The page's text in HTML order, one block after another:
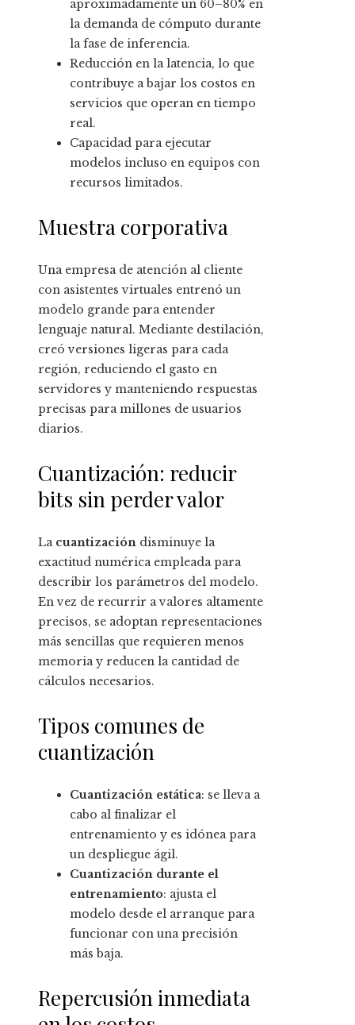
aproximadamente un 60–80% en
la demanda de cómputo durante
la fase de inferencia.
Reducción en la latencia, lo que
contribuye a bajar los costos en
servicios que operan en tiempo
real.
Capacidad para ejecutar
modelos incluso en equipos con
recursos limitados.
Muestra corporativa
Una empresa de atención al cliente
con asistentes virtuales entrenó un
modelo grande para entender
lenguaje natural. Mediante destilación,
creó versiones ligeras para cada
región, reduciendo el gasto en
servidores y manteniendo respuestas
precisas para millones de usuarios
diarios.
Cuantización: reducir
bits sin perder valor
La cuantización disminuye la
exactitud numérica empleada para
describir los parámetros del modelo.
En vez de recurrir a valores altamente
precisos, se adoptan representaciones
más sencillas que requieren menos
memoria y reducen la cantidad de
cálculos necesarios.
Tipos comunes de
cuantización
Cuantización estática: se lleva a
cabo al finalizar el
entrenamiento y es idónea para
un despliegue ágil.
Cuantización durante el
entrenamiento: ajusta el
modelo desde el arranque para
funcionar con una precisión
más baja.
Repercusión inmediata